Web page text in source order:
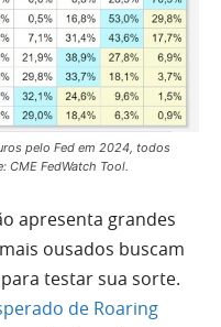
pelo Fed em 2024, todos
CME FedWatch Tool.
apresenta grandes
ousados buscam
testar sua sorte.
de Roaring